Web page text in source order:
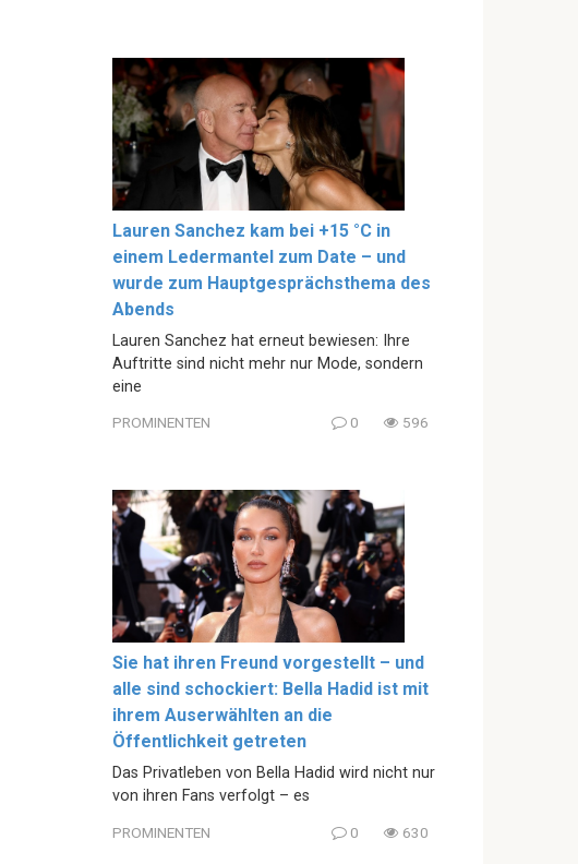
Lauren Sanchez kam bei +15 °C in
einem Ledermantel zum Date – und
wurde zum Hauptgesprächsthema des
Abends
Lauren Sanchez hat erneut bewiesen: Ihre
Auftritte sind nicht mehr nur Mode, sondern
eine
PROMINENTEN 0 596
Sie hat ihren Freund vorgestellt – und
alle sind schockiert: Bella Hadid ist mit
ihrem Auserwählten an die
Öffentlichkeit getreten
Das Privatleben von Bella Hadid wird nicht nur
von ihren Fans verfolgt – es
PROMINENTEN 0 630